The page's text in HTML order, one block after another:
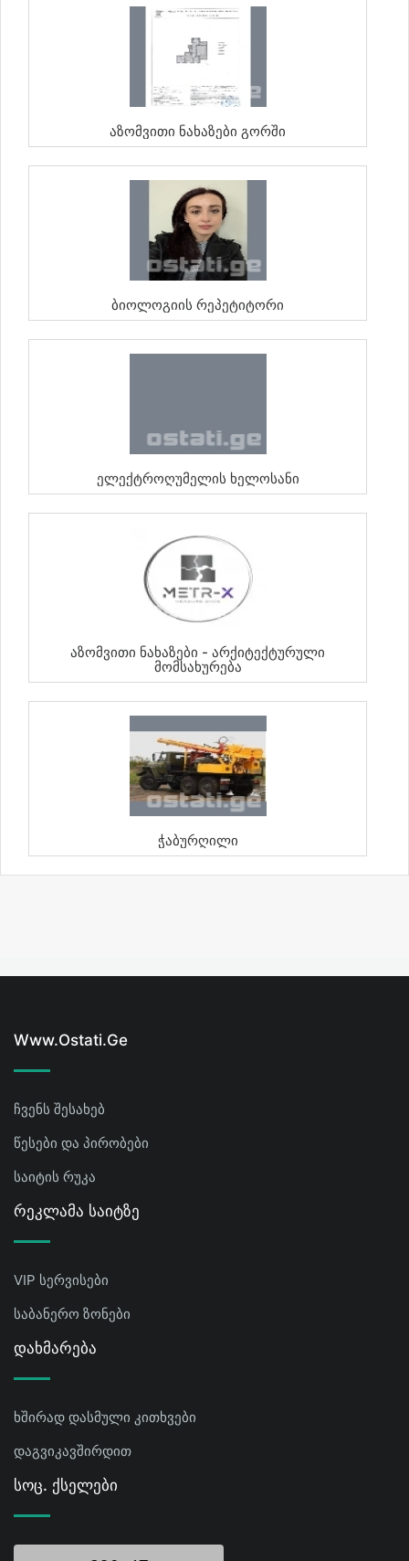
Აზომვითი Ნახაზები Გორში
Ბიოლოგიის Რეპეტიტორი
Ელექტროღუმელის Ხელოსანი
Აზომვითი Ნახაზები - Არქიტექტურული
Მომსახურება
Ჭაბურღილი
Www.ostati.ge
ჩვენს შესახებ
წესები და პირობები
საიტის რუკა
Რეკლამა Საიტზე
VIP სერვისები
საბანერო ზონები
Დახმარება
ხშირად დასმული კითხვები
დაგვიკავშირდით
Სოც. Ქსელები